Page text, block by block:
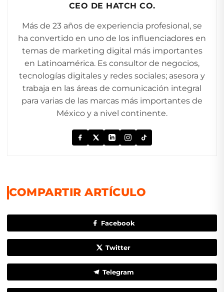
CEO DE HATCH CO.
Más de 23 años de experiencia profesional, se
ha convertido en uno de los influenciadores en
temas de marketing digital más importantes
en Latinoamérica. Es consultor de negocios,
tecnologías digitales y redes sociales; asesora y
trabaja en las áreas de comunicación integral
para varias de las marcas más importantes de
México y a nivel continente.
COMPARTIR ARTÍCULO
Facebook
Twitter
Telegram